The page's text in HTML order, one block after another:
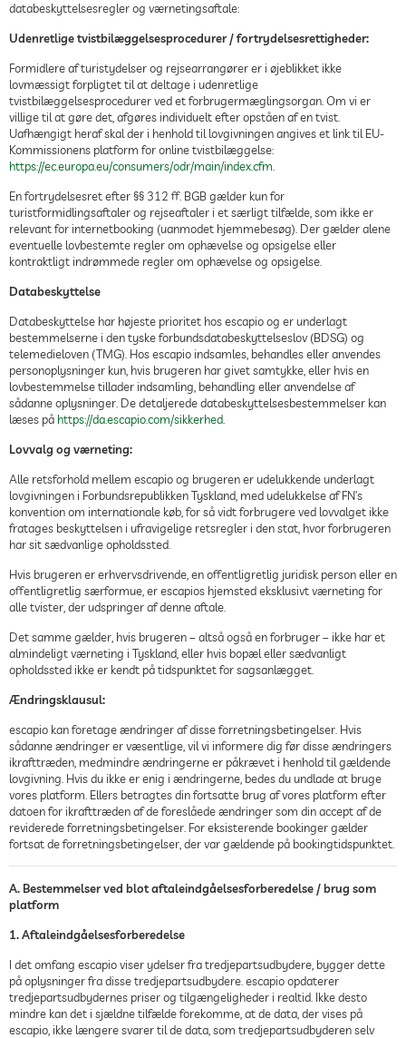
databeskyttelsesregler og værnetingsaftale:
Udenretlige tvistbilæggelsesprocedurer / fortrydelsesrettigheder:
Formidlere af turistydelser og rejsearrangører er i øjeblikket ikke
lovmæssigt forpligtet til at deltage i udenretlige
tvistbilæggelsesprocedurer ved et forbrugermæglingsorgan. Om vi er
villige til at gøre det, afgøres individuelt efter opståen af en tvist.
Uafhængigt heraf skal der i henhold til lovgivningen angives et link til EU-
Kommissionens platform for online tvistbilæggelse:
https://ec.europa.eu/consumers/odr/main/index.cfm
En fortrydelsesret efter §§ 312 ff. BGB gælder kun for
turistformidlingsaftaler og rejseaftaler i et særligt tilfælde, som ikke er
relevant for internetbooking (uanmodet hjemmebesøg). Der gælder alene
eventuelle lovbestemte regler om ophævelse og opsigelse eller
kontraktligt indrømmede regler om ophævelse og opsigelse.
Databeskyttelse
Databeskyttelse har højeste prioritet hos escapio og er underlagt
bestemmelserne i den tyske forbundsdatabeskyttelseslov (BDSG) og
telemedieloven (TMG). Hos escapio indsamles, behandles eller anvendes
personoplysninger kun, hvis brugeren har givet samtykke, eller hvis en
lovbestemmelse tillader indsamling, behandling eller anvendelse af
sådanne oplysninger. De detaljerede databeskyttelsesbestemmelser kan
læses på https://da.escapio.com/sikkerhed
Lovvalg og værneting:
Alle retsforhold mellem escapio og brugeren er udelukkende underlagt
lovgivningen i Forbundsrepublikken Tyskland, med udelukkelse af FN’s
konvention om internationale køb, for så vidt forbrugere ved lovvalget ikke
fratages beskyttelsen i ufravigelige retsregler i den stat, hvor forbrugeren
har sit sædvanlige opholdssted.
Hvis brugeren er erhvervsdrivende, en offentligretlig juridisk person eller en
offentligretlig særformue, er escapios hjemsted eksklusivt værneting for
alle tvister, der udspringer af denne aftale.
Det samme gælder, hvis brugeren – altså også en forbruger – ikke har et
almindeligt værneting i Tyskland, eller hvis bopæl eller sædvanligt
opholdssted ikke er kendt på tidspunktet for sagsanlægget.
Ændringsklausul:
escapio kan foretage ændringer af disse forretningsbetingelser. Hvis
sådanne ændringer er væsentlige, vil vi informere dig før disse ændringers
ikrafttræden, medmindre ændringerne er påkrævet i henhold til gældende
lovgivning. Hvis du ikke er enig i ændringerne, bedes du undlade at bruge
vores platform. Ellers betragtes din fortsatte brug af vores platform efter
datoen for ikrafttræden af de foreslåede ændringer som din accept af de
reviderede forretningsbetingelser. For eksisterende bookinger gælder
fortsat de forretningsbetingelser, der var gældende på bookingtidspunktet.
A. Bestemmelser ved blot aftaleindgåelsesforberedelse / brug som
platform
1. Aftaleindgåelsesforberedelse
I det omfang escapio viser ydelser fra tredjepartsudbydere, bygger dette
på oplysninger fra disse tredjepartsudbydere. escapio opdaterer
tredjepartsudbydernes priser og tilgængeligheder i realtid. Ikke desto
mindre kan det i sjældne tilfælde forekomme, at de data, der vises på
escapio, ikke længere svarer til de data, som tredjepartsudbyderen selv